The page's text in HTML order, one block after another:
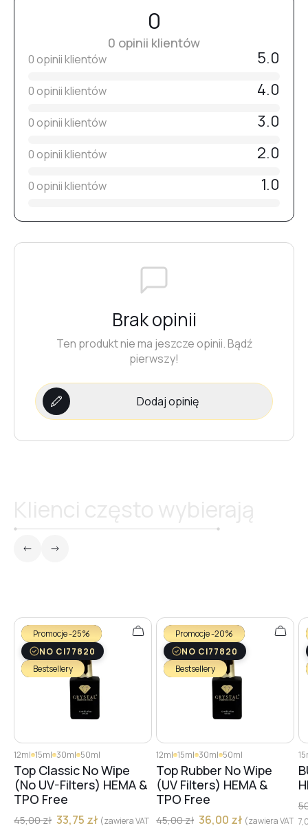
№19
W razie potrzeby usuń warstwę dyspersyjną i wykonaj
Nałóż top i utwardzaj
90–120 sekund w lampie 48 W (365–405 nm)
0
0 opinii klientów
0 opinii klientów 5.0
0 opinii klientów 4.0
0 opinii klientów 3.0
0 opinii klientów 2.0
0 opinii klientów 1.0
Brak opinii
Ten produkt nie ma jeszcze opinii. Bądź
pierwszy!
Dodaj opinię
Promocje -25%
NO CI77820
Bestsellery
12ml 15ml 30ml 50ml
Top Classic No Wipe
(No UV-Filters) HEMA &
TPO Free
45,00zł 33,75 zł (zawiera VAT
Promocje -20%
NO CI77820
Bestsellery
12ml 15ml 30ml 50ml
Top Rubber No Wipe
(UV Filters) HEMA &
TPO Free
45,00zł 36,00 zł (zawiera VAT